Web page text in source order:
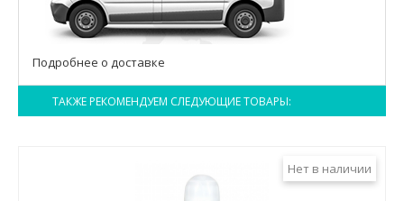
Подробнее о доставке
ТАКЖЕ РЕКОМЕНДУЕМ СЛЕДУЮЩИЕ ТОВАРЫ:
Нет в наличии